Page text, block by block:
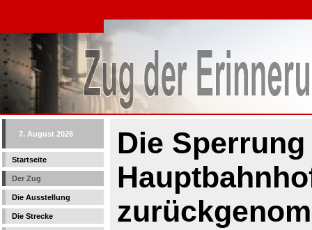
7. August 2026
Startseite
Der Zug
Die Ausstellung
Die Strecke
Die